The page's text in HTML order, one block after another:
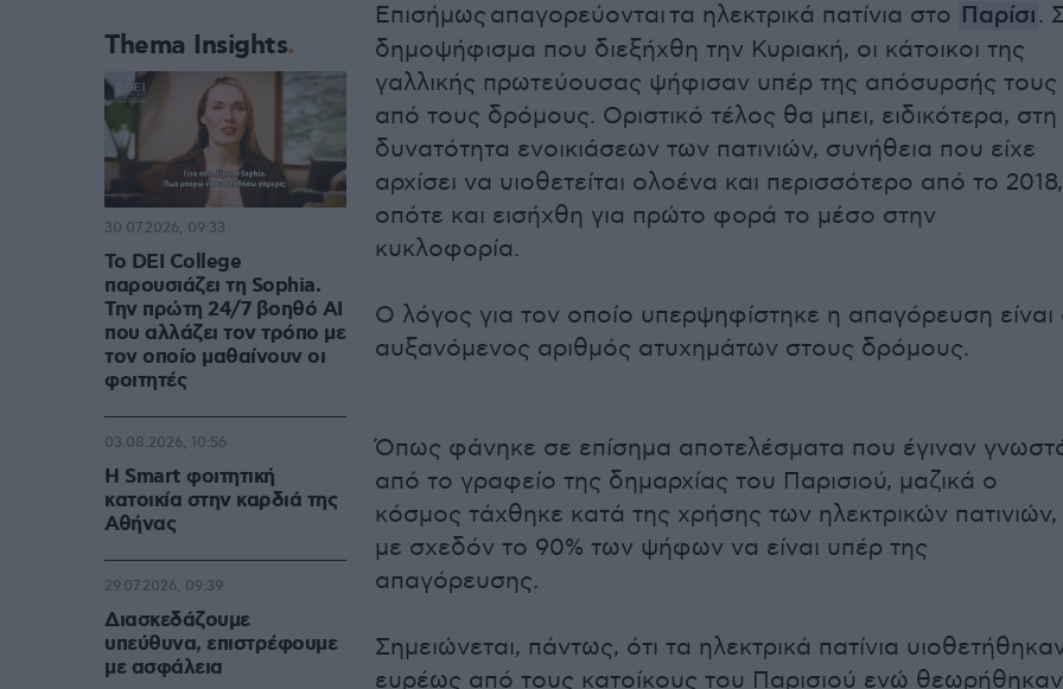
Επισήμως απαγορεύονται τα ηλεκτρικά πατίνια στο Παρίσι.
δημοψήφισμα που διεξήχθη την Κυριακή, οι κάτοικοι της
γαλλικής πρωτεύουσας ψήφισαν υπέρ της απόσυρσής τους
από τους δρόμους. Οριστικό τέλος θα μπει, ειδικότερα, στη
δυνατότητα ενοικιάσεων των πατινιών, συνήθεια που είχε
αρχίσει να υιοθετείται ολοένα και περισσότερο από το 2018,
οπότε και εισήχθη για πρώτο φορά το μέσο στην
κυκλοφορία.
Ο λόγος για τον οποίο υπερψηφίστηκε η απαγόρευση είναι
αυξανόμενος αριθμός ατυχημάτων στους δρόμους.
Όπως φάνηκε σε επίσημα αποτελέσματα που έγιναν
από το γραφείο της δημαρχίας του Παρισιού, μαζικά ο
κόσμος τάχθηκε κατά της χρήσης των ηλεκτρικών πατινιών,
με σχεδόν το 90% των ψήφων να είναι υπέρ της
απαγόρευσης.
Σημειώνεται, πάντως, ότι τα ηλεκτρικά πατίνια
ευρέως από τους κατοίκους του Παρισιού ενώ θεωρήθηκαν
Thema Insights
Το DEI College
παρουσιάζει τη Sophia.
Την πρώτη 24/7 βοηθό AI
που αλλάζει τον τρόπο με
τον οποίο μαθαίνουν οι
φοιτητές
30.07.2026, 09:33
Η Smart φοιτητική
κατοικία στην καρδιά της
Αθήνας
03.08.2026, 10:56
Διασκεδάζουμε
υπεύθυνα, επιστρέφουμε
με ασφάλεια
29.07.2026, 09:39